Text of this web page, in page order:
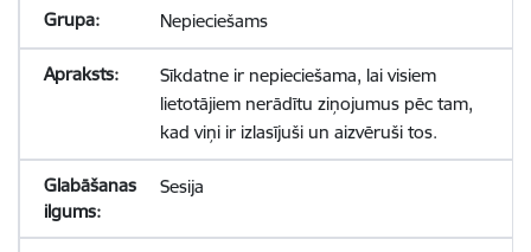
Nepieciešams
Sīkdatne ir nepieciešama, lai visiem
lietotājiem nerādītu ziņojumus pēc tam,
kad viņi ir izlasījuši un aizvēruši tos.
Sesija